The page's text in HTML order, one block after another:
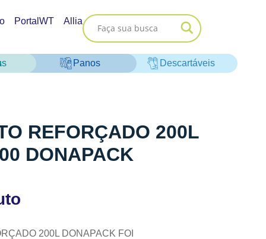
PortalWT Allia
Panos Descartáveis
REFORÇADO 200L
DONAPACK
200L DONAPACK FOI